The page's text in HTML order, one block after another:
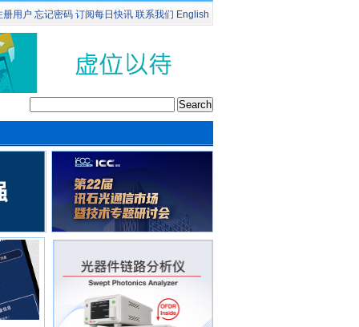
册用户 忘记密码 订阅每日快讯 联系我们 English